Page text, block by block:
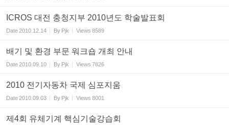
ICROS 대전 충청지부 2010년도 학술발표회
Date2010.12.14 By Pjk Views 8589
배기 및 환경 부문 워크숍 개최 안내
Date2010.09.10 By Pjk Views 7826
2010 전기자동차 국제 심포지움
Date2010.09.03 By Pjk Views 8001
제4회 유체기계 핵심기술강습회